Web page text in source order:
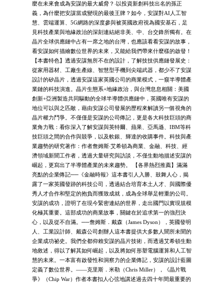
麼在未來會成為安謀的最大威脅？‧以投資新創科技出名的孫正
義，為什麼把安謀當成變現的最後王牌？如今，安謀對AI人工智
慧、雲端運算、5G網路的深度參與被英國政府視為國安基石，足
見科技產業與地緣政治的深刻連結絕非美、中、台交鋒所獨有。在
晶片全球供應鏈中占有一席之地的台灣，也應該看看安謀的故事，
看安謀如何描繪數位世界的未來，又能給我們帶來什麼樣的啟發！
【本書特色】透過安謀無所不在的設計，了解技技供應鏈發展史：
從家用器材、工廠生產線、智慧型手機到尖端武器，都少不了安謀
設計的矽晶片，透過安謀這家英國公司的商業模式，一窺半導體產
業鏈的科技演進。晶片生態系+地緣政治，與台灣息息相關：美國
創新+亞洲製造共同驅動的全球半導體供應鏈中，英國唯有安謀的
地位可以與之匹敵，藉由安謀公司發展的歷程來解讀另一個視角的
晶片權力鬥爭。不僅僅是安謀的公司傳記，更是各大科技巨頭的商
業角力戰：看你深入了解安謀與英特爾、蘋果、亞馬遜、IBM等科
技巨頭之間的合作與競爭，以及軟銀、輝達的收購事件。科技與產
業趨勢的研究著作：作者詹姆斯‧艾希頓為商業、金融、科技、經
濟領域新聞工作者，透過大量研究與訪談，不僅生動地描述安謀的
崛起，更寫出了半導體產業的未來趨勢。 【各界熱烈推薦】滿滿
亮點的企業傳記──《金融時報》這本書引人入勝、鼓舞人心，揭
露了一家英國發跡的科技公司，透過結合培育本土人才、與國際優
秀人才合作和堅定的抱負而獲致成就，成為全球舉足輕重的公司。
安謀的成功，證明了在現今緊密連結的世界，走出國門以實現規模
化極其重要。這部成功的商業故事，關鍵在於追求第一的強烈決
心，以及從不自滿。──詹姆斯．戴森（James Dyson），英國發明
人、工業設計師、戴森公司創辦人這本書提供大多數人聞所未聞的
企業成功祕史。我們全都仰賴安謀的晶片技術，而透過艾希頓生動
地敘述，得以了解其如何崛起，以及將如何形塑電腦運算和人工智
慧的未來。一本富有啟發性和洞察力的企業傳記，安謀的設計藍圖
定義了數位世界。――克里斯．米勒（Chris Miller），《晶片戰
爭》（Chip War）作者本書扣人心弦地講述過去四十年間最重要的